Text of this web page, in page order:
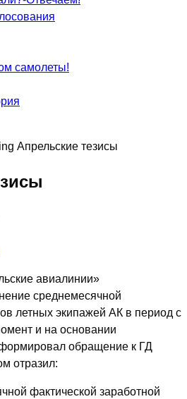
самолеты!
авиалинии»
среднемесячной
летных экипажей АК в период с
и на основании
обращение к ГД
отразил:
фактической заработной